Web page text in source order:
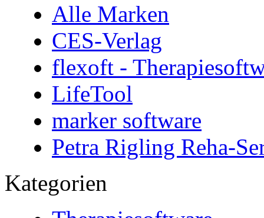
Alle Marken
CES-Verlag
flexoft -
LifeTool
marker software
Petra Rigling Reha-
Kategorien